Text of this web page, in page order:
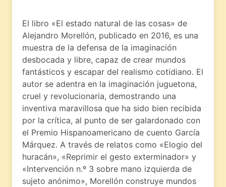
El libro «El estado natural de las cosas» de
Alejandro Morellón, publicado en 2016, es una
muestra de la defensa de la imaginación
desbocada y libre, capaz de crear mundos
fantásticos y escapar del realismo cotidiano. El
autor se adentra en la imaginación juguetona,
cruel y revolucionaria, demostrando una
inventiva maravillosa que ha sido bien recibida
por la crítica, al punto de ser galardonado con
el Premio Hispanoamericano de cuento García
Márquez. A través de relatos como «Elogio del
huracán», «Reprimir el gesto exterminador» y
«Intervención n.º 3 sobre mano izquierda de
sujeto anónimo», Morellón construye mundos